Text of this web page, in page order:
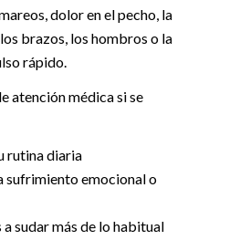
dolor en el pecho, la
brazos, los hombros o la
rápido.
atención médica si se
rutina diaria
sufrimiento emocional o
sudar más de lo habitual